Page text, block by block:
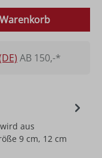
gewünschten
AB 150,-*
aus
9 cm, 12 cm